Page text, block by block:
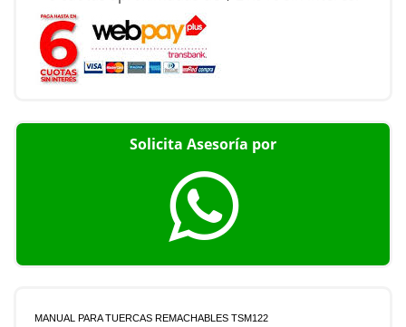
Solicita Asesoría por
MANUAL PARA TUERCAS REMACHABLES TSM122